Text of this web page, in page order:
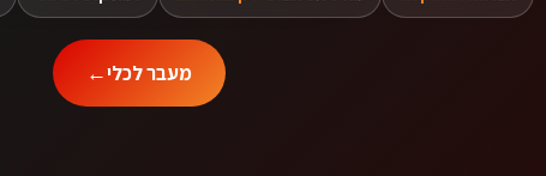
מעבר לכלי←